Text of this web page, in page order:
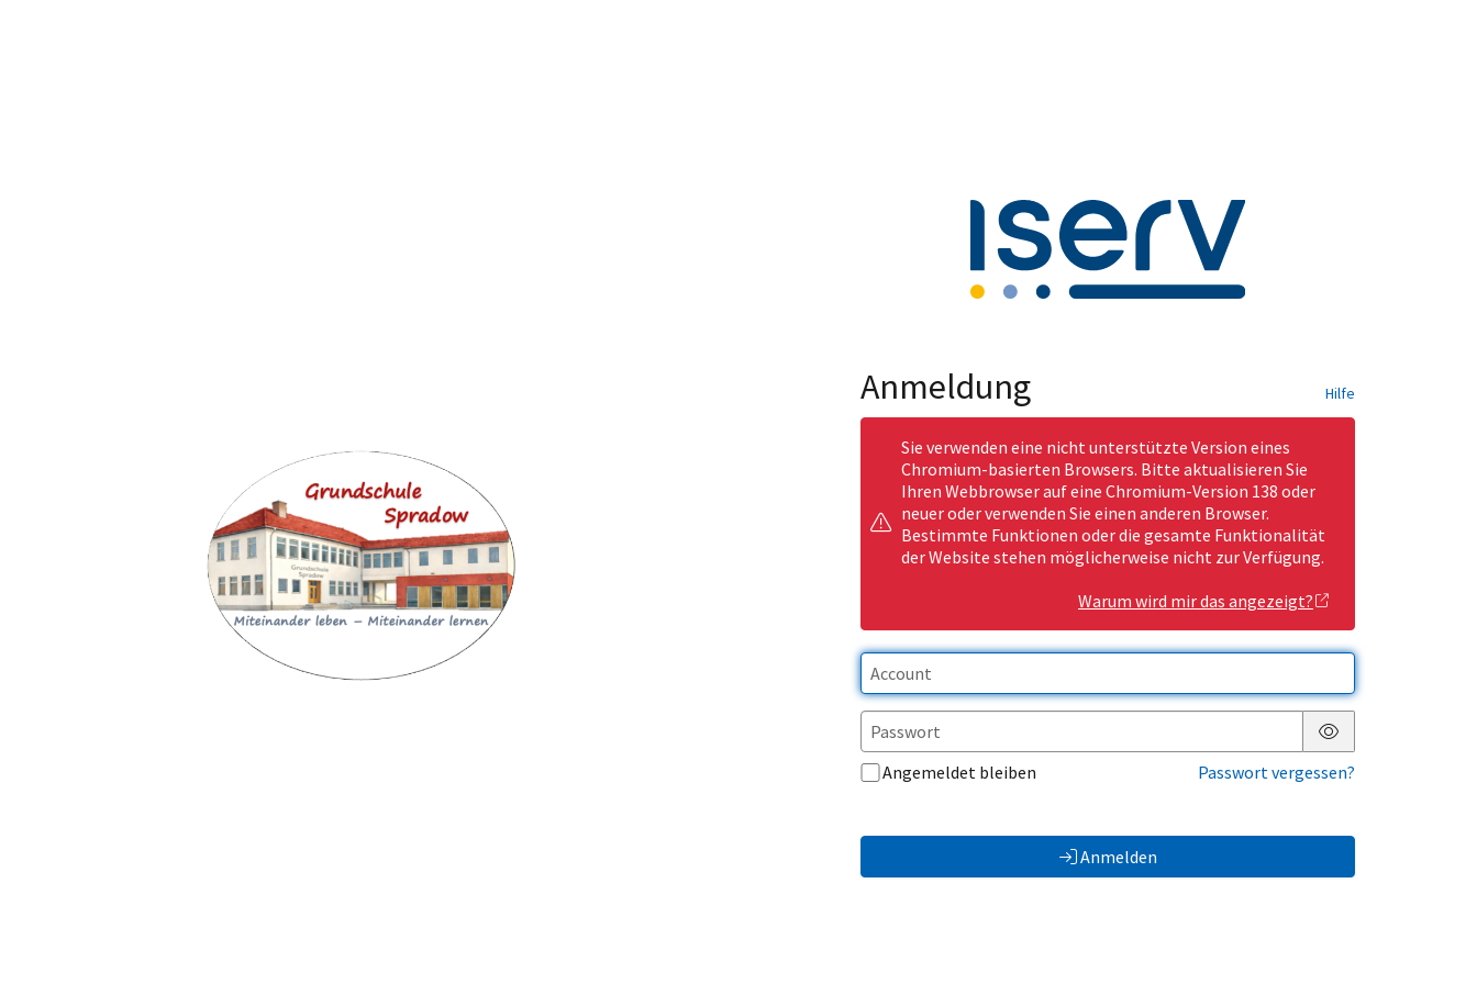
Anmeldung Hilfe
Sie verwenden eine nicht unterstützte Version eines
Chromium-basierten Browsers. Bitte aktualisieren Sie
Ihren Webbrowser auf eine Chromium-Version 138 oder
neuer oder verwenden Sie einen anderen Browser.
Bestimmte Funktionen oder die gesamte Funktionalität
der Website stehen möglicherweise nicht zur Verfügung.
Warum wird mir das angezeigt?
Passwort anzeigen
Angemeldet bleiben
Passwort vergessen?
Anmelden